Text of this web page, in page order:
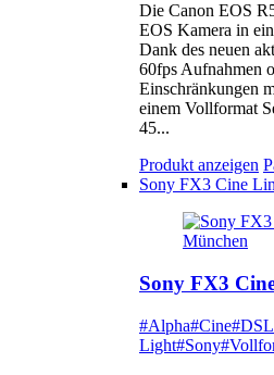
Die Canon EOS
EOS Kamera in
Dank des neuen
60fps Aufnahmen
Einschränkungen
einem Vollformat
45...
Produkt anzeigen
Sony FX3 Cine
Sony FX3
#Alpha#Cine
Light#Sony